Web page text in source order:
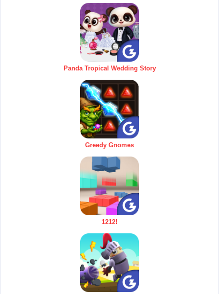
Panda Tropical Wedding Story
Greedy Gnomes
1212!